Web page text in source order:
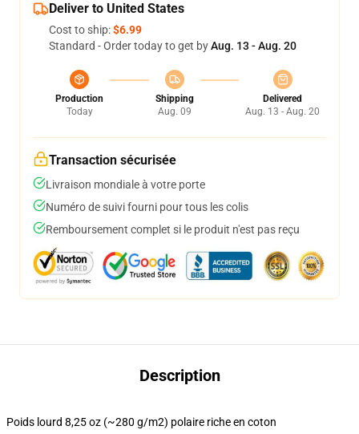
Deliver to United States
Cost to ship:$6.99
Standard - Order today to get byAug. 13 - Aug. 20
Production
Today
Shipping
Aug. 09
Delivered
Aug. 13 - Aug. 20
Transaction sécurisée
Livraison mondiale à votre porte
Numéro de suivi fourni pour tous les colis
Remboursement complet si le produit n'est pas reçu
Description
Poids lourd 8,25 oz (~280 g/m2) polaire riche en coton